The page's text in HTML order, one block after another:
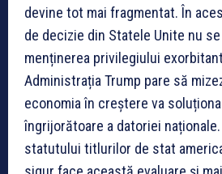
devine tot mai fragmentat. În
de decizie din Statele Unite nu
menținerea privilegiului
Administrația Trump pare să
economia în creștere va
îngrijorătoare a datoriei
statutului titlurilor de stat